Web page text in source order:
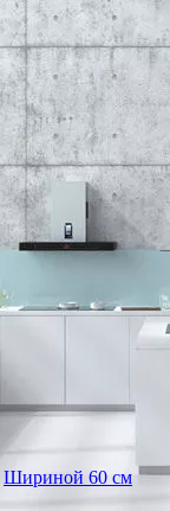
Шириной 60 см